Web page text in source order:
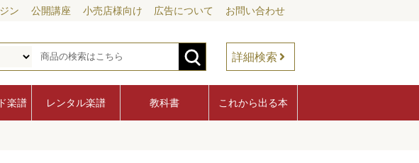
ン 公開講座 小売店様向け 広告について お問い合わせ
詳細検索
楽譜 レンタル楽譜 教科書 これから出る本